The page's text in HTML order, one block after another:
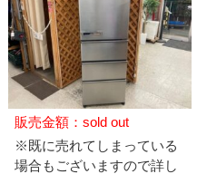
販売金額：sold out
※既に売れてしまっている
場合もございますので詳し